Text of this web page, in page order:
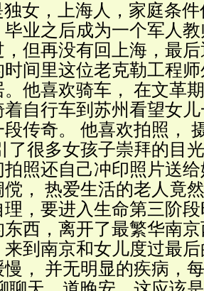
女，上海人，家庭条件
业之后成为一个军人
但再没有回上海，最
间里这位老克勒工程
他喜欢骑车， 在文革
自行车到苏州看望女
传奇。 他喜欢拍照，
了很多女孩子崇拜的目
照还自己冲印照片送
傥， 热爱生活的老人竟
，要进入生命第三阶
西，离开了最繁华南
来到南京和女儿度过最
慢， 并无明显的疾病，